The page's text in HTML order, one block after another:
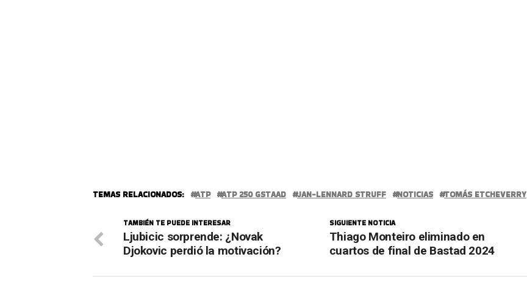
TEMAS RELACIONADOS: ATP ATP 250 GSTAAD JAN-LENNARD STRUFF NOTICIAS TOMÁS ETCHEVERRY
SIGUIENTE NOTICIA
Thiago Monteiro eliminado en
cuartos de final de Bastad 2024
TAMBIÉN TE PUEDE INTERESAR
Ljubicic sorprende: ¿Novak
Djokovic perdió la motivación?